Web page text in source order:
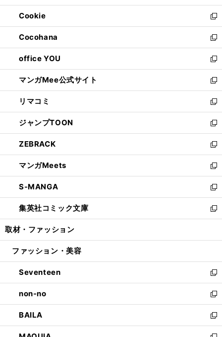
開
く
ウ
で
開
く
ン
ド
ウ
で
開
く
ウ
ィ
ン
ド
ウ
で
開
く
Cookie
新
し
い
ウ
ィ
ン
ド
ウ
で
開
く
Cocohana
新
し
い
ウ
ィ
ン
ド
ウ
で
開
く
office YOU
新
し
い
ウ
ィ
ン
ド
ウ
で
開
く
マンガMee公式サイト
新
し
い
ウ
ィ
ン
ド
ウ
で
開
く
リマコミ
新
し
い
ウ
ィ
ン
ド
ウ
で
開
く
ジャンプTOON
新
し
い
ウ
ィ
ン
ド
ウ
で
開
ZEBRACK
新
し
い
ウ
ィ
ン
ド
ウ
開
マンガMeets
新
し
い
ウ
ィ
ン
ウ
開
く
S-MANGA
新
し
い
ウ
ン
ウ
で
開
く
集英社コミック文庫
新
し
ウ
ン
ド
ウ
で
開
く
取材・ファッション
ファッション・美容
Seventeen
新
し
い
ウ
ィ
ン
non-no
新
し
い
ウ
BAILA
新
し